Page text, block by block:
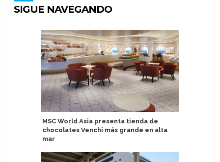
SIGUE NAVEGANDO
MSC World Asia presenta tienda de
chocolates Venchi más grande en alta
mar